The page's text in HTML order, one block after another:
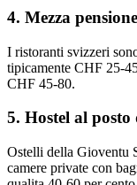
4. Mezza
I ristoranti svizzeri
tipicamente CHF 25-
CHF 45-80.
5. Hostel al posto
Ostelli della Gioventu
camere private con